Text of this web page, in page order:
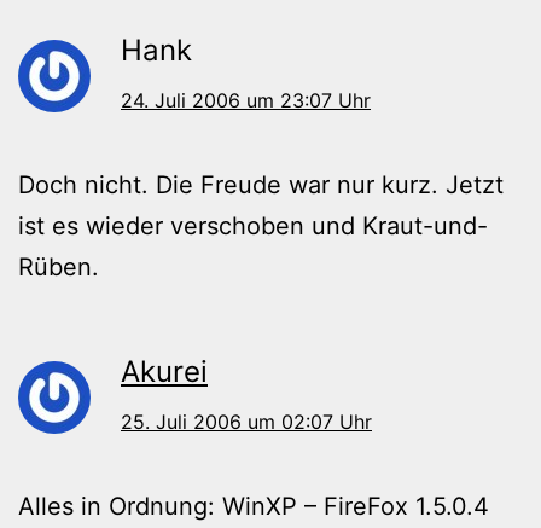
Hank
24. Juli 2006 um 23:07 Uhr
Doch nicht. Die Freude war nur kurz. Jetzt
ist es wieder verschoben und Kraut-und-
Rüben.
Akurei
25. Juli 2006 um 02:07 Uhr
Alles in Ordnung: WinXP – FireFox 1.5.0.4